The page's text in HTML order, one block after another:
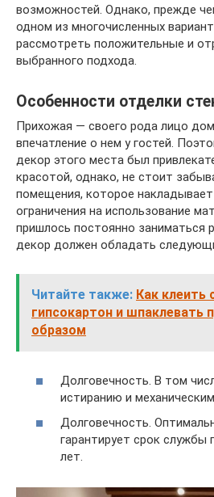
возможностей. Однако, прежде
одном из многочисленных
рассмотреть положительные и
выбранного подхода.
Особенности отделки
Прихожая — своего рода лицо
впечатление о нем у гостей.
декор этого места был
красотой, однако, не стоит
помещения, которое
ограничения на использование
пришлось постоянно заниматься
декор должен обладать
Читайте также: Как клеить
гипсокартон и шпаклевать
образом
Долговечность. В том
истиранию и
Долговечность.
гарантирует срок службы
лет.